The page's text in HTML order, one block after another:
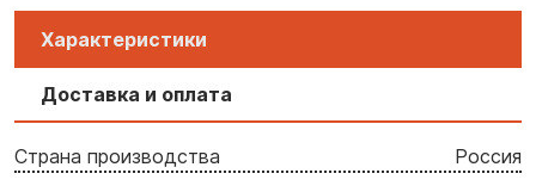
Характеристики
Доставка и оплата
Страна производства Россия